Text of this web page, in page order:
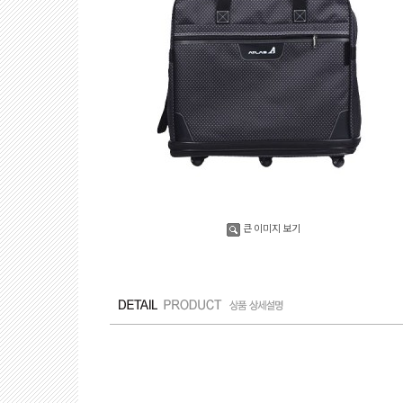
큰 이미지 보기